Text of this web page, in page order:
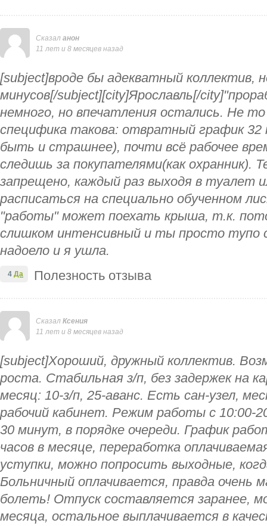
Сказал анон
11 лет и 8 месяцев назад
[subject]вроде бы адекватный коллектив,
минусов[/subject][city]Ярославль[/
немного, но впечатления остались. Не
специфика такова: отвратный график 32
быть и страшнее), почти всё рабочее
следишь за покупателями(как охранник).
запрещено, каждый раз выходя в туалет
расписаться на специально обученном
"работы" может поехать крыша, т.к.
слишком интенсивный и ты просто
надоело и я ушла.
Полезность отзыва
4 Да
Сказал Ксения
11 лет и 8 месяцев назад
[subject]Хороший, дружный коллектив.
роста. Стабильная з/п, без задержек на
месяц: 10-з/п, 25-аванс. Есть сан-узел,
рабочий кабинет. Режим работы с 10:00-
30 минут, в порядке очереди. График
часов в месяце, переработка
уступки, можно попросить выходные,
Больничный оплачивается, правда очень
болеть! Отпуск составляется заранее,
месяца, остальное выплачивается в